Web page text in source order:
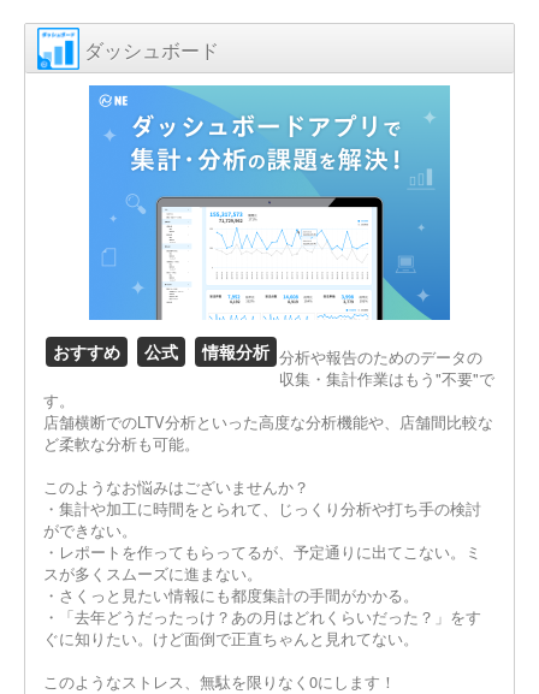
ダッシュボード
おすすめ 公式 情報分析 分析や報告のためのデータの
収集・集計作業はもう"不要"で
す。
店舗横断でのLTV分析といった高度な分析機能や、店舗間比較な
ど柔軟な分析も可能。
このようなお悩みはございませんか？
・集計や加工に時間をとられて、じっくり分析や打ち手の検討
ができない。
・レポートを作ってもらってるが、予定通りに出てこない。ミ
スが多くスムーズに進まない。
・さくっと見たい情報にも都度集計の手間がかかる。
・「去年どうだったっけ？あの月はどれくらいだった？」をす
ぐに知りたい。けど面倒で正直ちゃんと見れてない。
このようなストレス、無駄を限りなく0にします！